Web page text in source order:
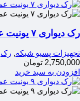
رک دیواری ۷ یونیت عمق ۶۰ الگونت مدل LRE-07-60FS
تجهیزات پسیو شبکه, رک
2,750,000 تومان
افزودن به سبد خرید